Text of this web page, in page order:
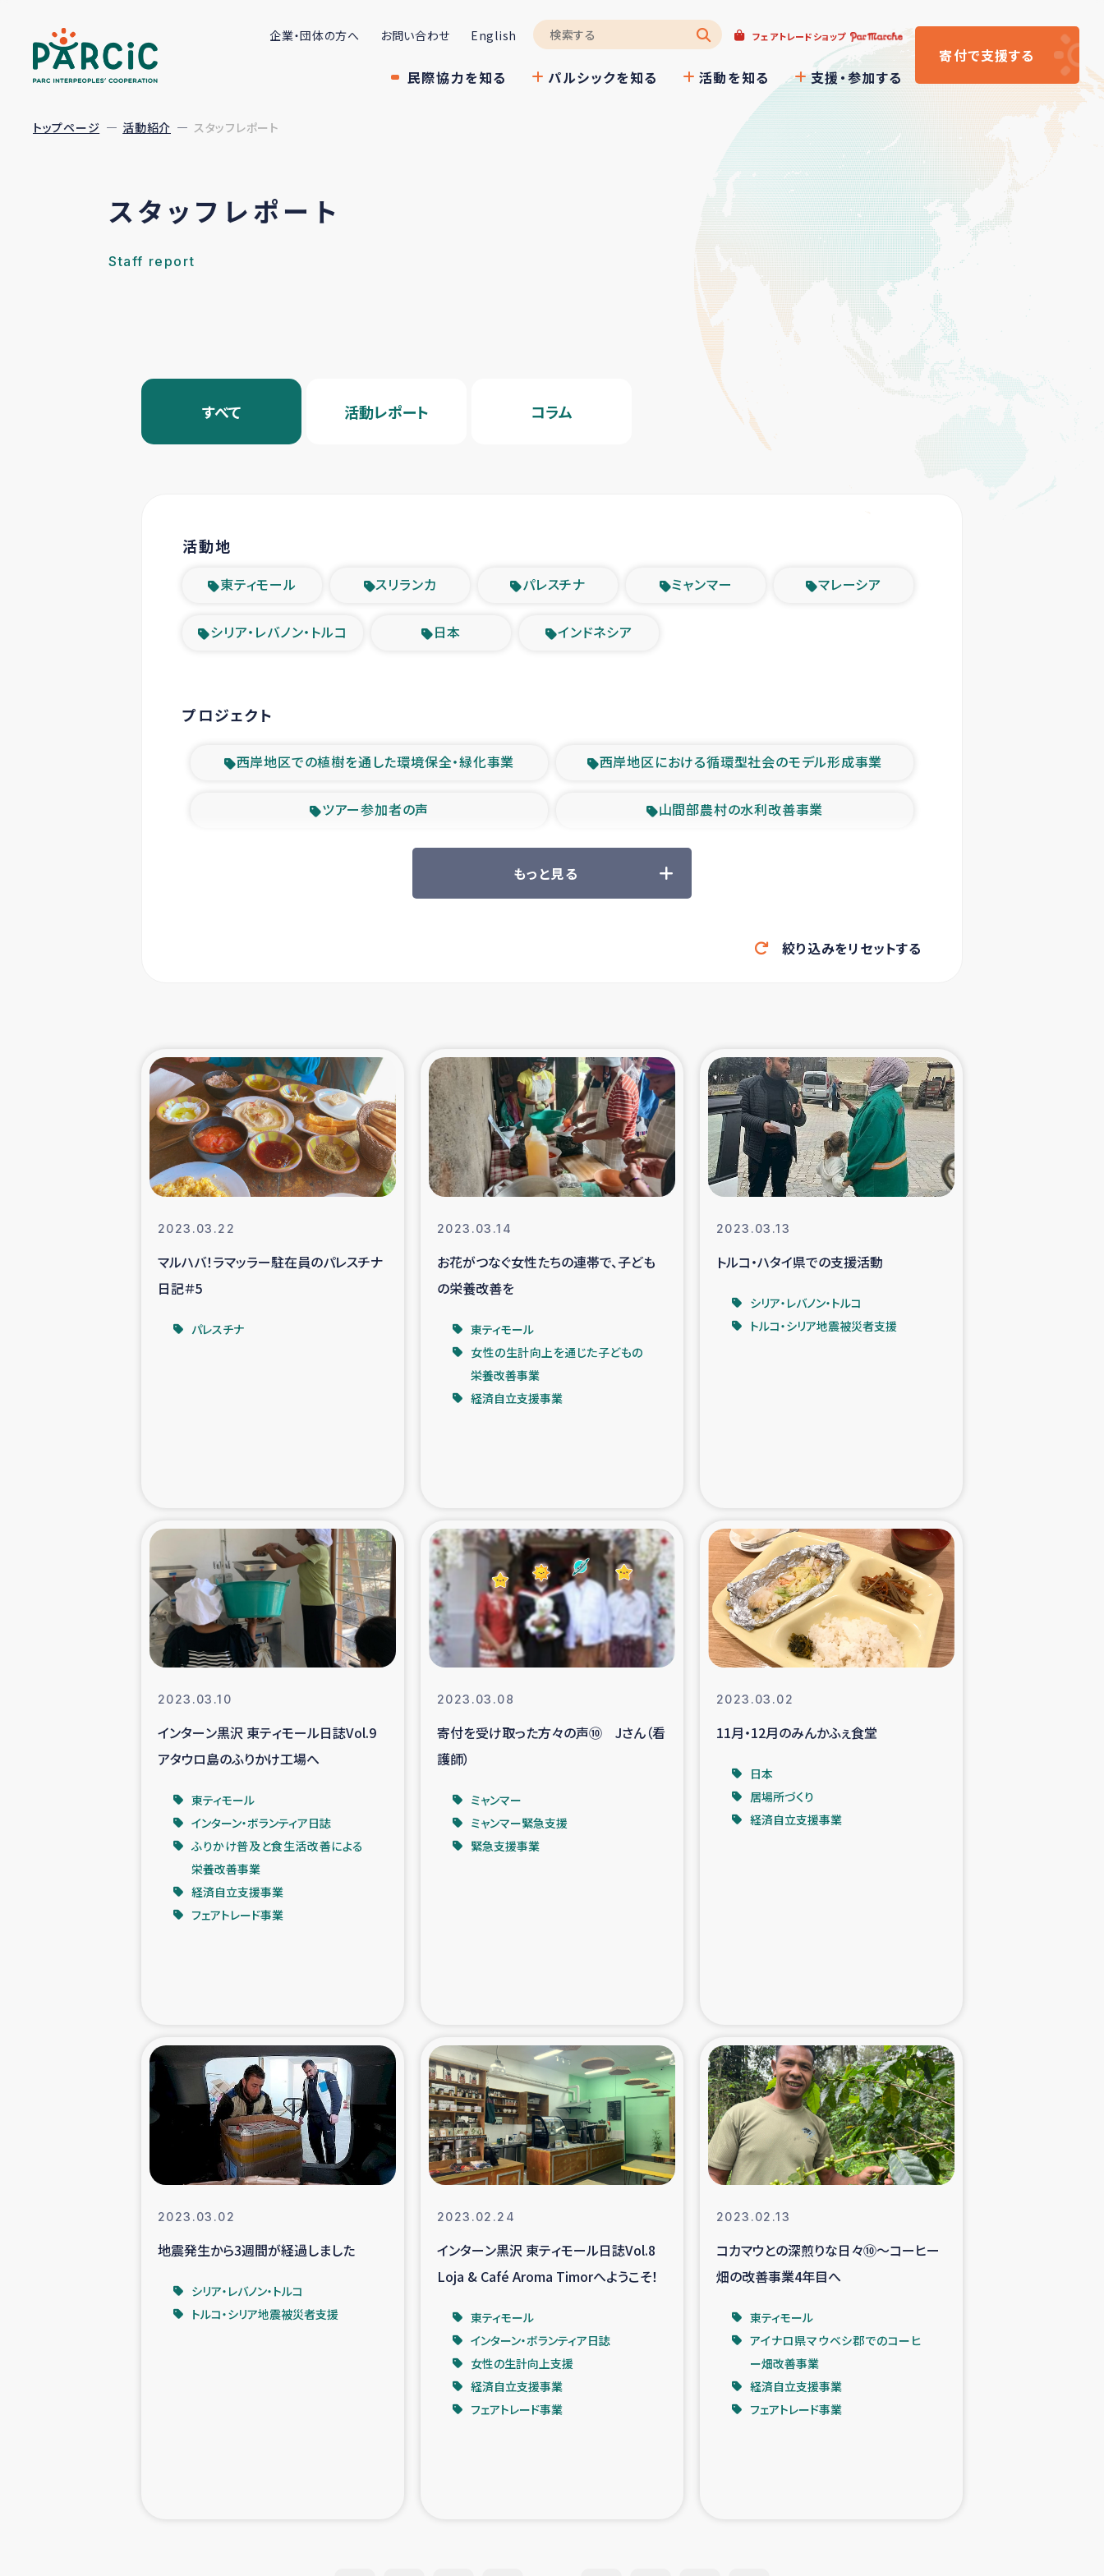
企業・団体の方へ お問い合わせ English フェアトレードショップ
民際協力を知る パルシックを知る 活動を知る 支援・参加する
寄付で支援する
トップページ 活動紹介 スタッフレポート
スタッフレポート
Staff report
すべて 活動レポート コラム
活動地
東ティモール スリランカ パレスチナ ミャンマー マレーシア
シリア・レバノン・トルコ 日本 インドネシア
プロジェクト
西岸地区での植樹を通した環境保全・緑化事業 西岸地区における循環型社会のモデル形成事業
ツアー参加者の声 山間部農村の水利改善事業
緊急救援の時代 森林保全型農業の支援事業
東ティモール豪雨緊急支援 大雨による洪水被災者支援
シリア国内避難民・帰還民の生活再建支援
スリランカ 緊急人道支援 スリランカ南部洪水被災者支援
スリランカの南北女性をつなぐサリー・リサイクル・プロジ
ェクト
復興支援事業
ガザ人道支援 令和6年能登半島地震 緊急支援
ミャンマー緊急支援
タイ国境ミャンマー移民子ども支援
レバノンでのシリア難民への食糧・越冬支援
石巻市街地在宅被災者支援 復興応援隊の活動
仮設住宅生活支援・農業復興支援 漁業復興支援
インターン・ボランティア日誌 経済自立支援事業
ガザ空爆被災者への食料支援と農家生産支援
ガザ地区における羊の畜産支援 ガザ地区での公園の緑化を通じた支援事業
ガザ地区酪農を通した女性グループの生計支援
ふりかけ普及と食生活改善による栄養改善事業
ベイルート大規模爆発被災者支援 女性の生計向上支援
アグロフォレストリー（カカオ）事業
もっと見る
絞り込みをリセットする
2023.03.22
マルハバ！ラマッラー駐在員のパレスチナ
日記＃5
パレスチナ
2023.03.14
お花がつなぐ女性たちの連帯で、子ども
の栄養改善を
東ティモール
女性の生計向上を通じた子どもの
栄養改善事業
経済自立支援事業
2023.03.13
トルコ・ハタイ県での支援活動
シリア・レバノン・トルコ
トルコ・シリア地震被災者支援
2023.03.10
インターン黒沢 東ティモール日誌Vol.9
アタウロ島のふりかけ工場へ
東ティモール
インターン・ボランティア日誌
ふりかけ普及と食生活改善による
栄養改善事業
経済自立支援事業
フェアトレード事業
2023.03.08
寄付を受け取った方々の声⑩ Jさん（看
護師）
ミャンマー
ミャンマー緊急支援
緊急支援事業
2023.03.02
11月・12月のみんかふぇ食堂
日本
居場所づくり
経済自立支援事業
2023.03.02
地震発生から3週間が経過しました
シリア・レバノン・トルコ
トルコ・シリア地震被災者支援
2023.02.24
インターン黒沢 東ティモール日誌Vol.8
Loja & Café Aroma Timorへようこそ！
東ティモール
インターン・ボランティア日誌
女性の生計向上支援
経済自立支援事業
フェアトレード事業
2023.02.13
コカマウとの深煎りな日々⑩～コーヒー
畑の改善事業4年目へ
東ティモール
アイナロ県マウベシ郡でのコーヒ
ー畑改善事業
経済自立支援事業
フェアトレード事業